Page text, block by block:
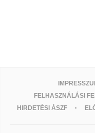
FELHASZNÁLÁSI
HIRDETÉSI ÁSZF